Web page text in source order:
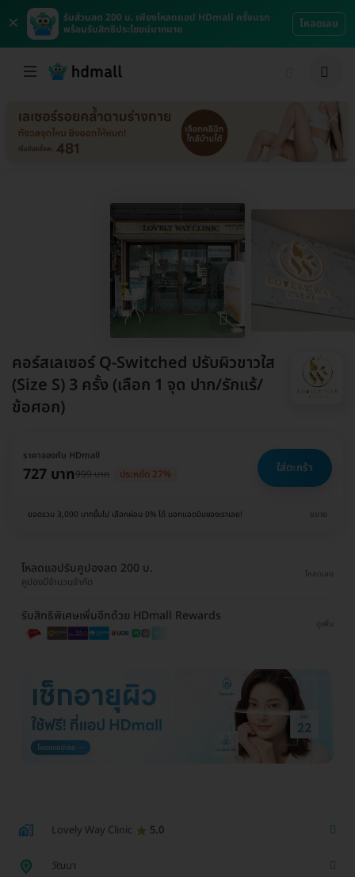
×
รับส่วนลด 200 บ. เพียงโหลดแอป HDmall ครั้งแรก
พร้อมรับสิทธิประโยชน์มากมาย
โหลดเลย
คอร์สเลเซอร์ Q-Switched ปรับผิวขาวใส
(Size S) 3 ครั้ง (เลือก 1 จุด ปาก/รักแร้/
ข้อศอก)
ราคาจองกับ HDmall
727 บาท999 บาท ประหยัด 27% ใส่ตะกร้า
ยอดรวม 3,000 บาทขึ้นไป เลือกผ่อน 0% ได้ บอกแอดมินของเราเลย! ขยาย
โหลดแอปรับคูปองลด 200 บ.
คูปองมีจำนวนจำกัด
โหลดเลย
รับสิทธิพิเศษเพิ่มอีกด้วย HDmall Rewards
ดูเพิ่ม
Lovely Way Clinic 5.0
วัฒนา